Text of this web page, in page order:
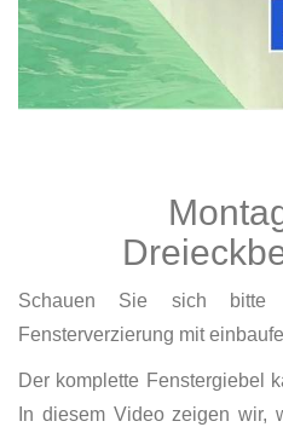
Schauen Sie sich
Fensterverzierung mit
Der komplette Fenstergiebel
In diesem Video zeigen wir,